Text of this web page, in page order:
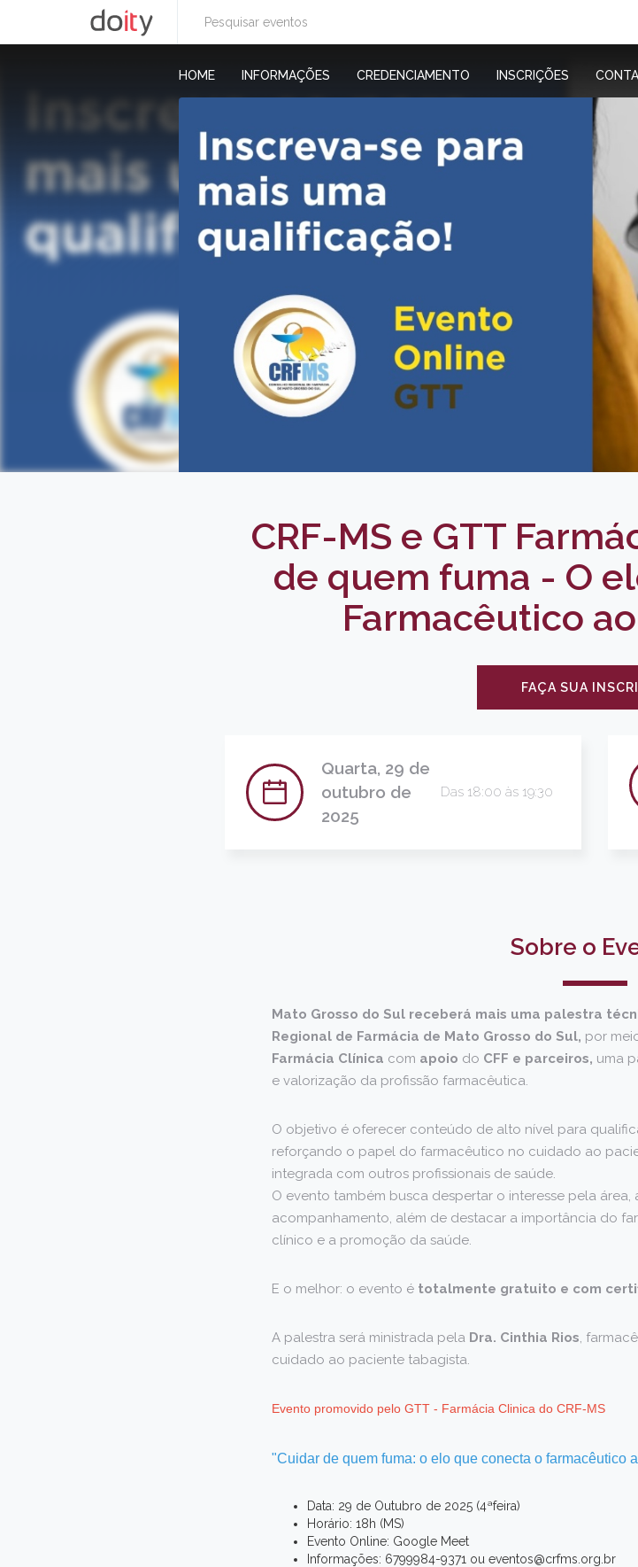
HOME INFORMAÇÕES CREDENCIAMENTO INSCRIÇÕES
CRF-MS e GTT
de quem fuma - O
Farmacêutico
FAÇA SUA
Quarta, 29 de
outubro de
2025
Das 18:00 às 19:30
Sobre o
Mato Grosso do Sul receberá mais uma palestra
Regional de Farmácia de Mato Grosso do Sul, por
Farmácia Clínica com apoio do CFF e parceiros, uma
e valorização da profissão farmacêutica.
O objetivo é oferecer conteúdo de alto nível para
reforçando o papel do farmacêutico no cuidado ao
integrada com outros profissionais de saúde.
O evento também busca despertar o interesse pela
acompanhamento, além de destacar a importância do
clínico e a promoção da saúde.
E o melhor: o evento é totalmente gratuito e com
A palestra será ministrada pela Dra. Cinthia Rios,
cuidado ao paciente tabagista.
Evento promovido pelo GTT - Farmácia Clinica do CRF-MS
"Cuidar de quem fuma: o elo que conecta o farmacêutico
Data: 29 de Outubro de 2025 (4ªfeira)
Horário: 18h (MS)
Evento Online: Google Meet
Informações: 6799984-9371 ou eventos@crfms.org.br